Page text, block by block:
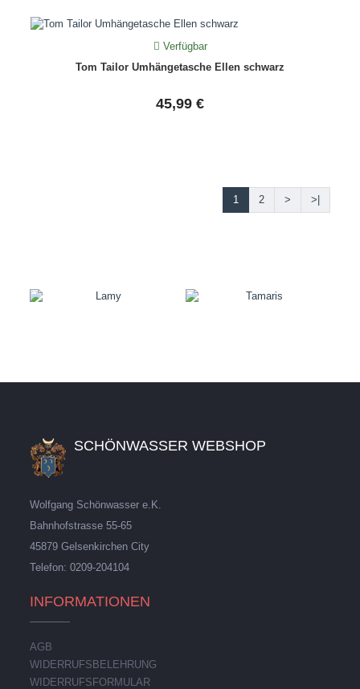
Verfügbar
Tom Tailor Umhängetasche Ellen schwarz
45,99 €
1 2 > >|
SCHÖNWASSER WEBSHOP
Wolfgang Schönwasser e.K.
Bahnhofstrasse 55-65
45879 Gelsenkirchen City
Telefon: 0209-204104
INFORMATIONEN
AGB
WIDERRUFSBELEHRUNG
WIDERRUFSFORMULAR